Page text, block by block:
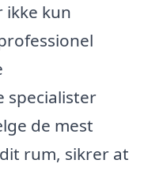
ikke kun
specialister
de mest
rum, sikrer at